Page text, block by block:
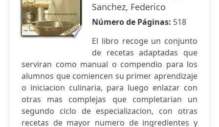
Sanchez, Federico
Número de Páginas: 518
El libro recoge un conjunto
de recetas adaptadas que
serviran como manual o compendio para los
alumnos que comiencen su primer aprendizaje
o iniciacion culinaria, para luego enlazar con
otras mas complejas que completarian un
segundo ciclo de especializacion, con otras
recetas de mayor numero de ingredientes y